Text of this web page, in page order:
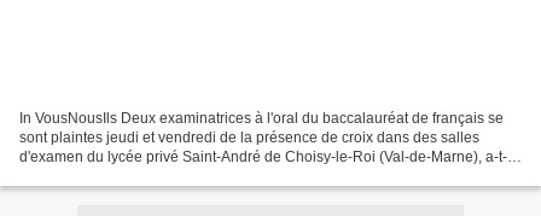
In VousNousIls Deux examinatrices à l'oral du baccalauréat de français se
sont plaintes jeudi et vendredi de la présence de croix dans des salles
d'examen du lycée privé Saint-André de Choisy-le-Roi (Val-de-Marne), a-t-